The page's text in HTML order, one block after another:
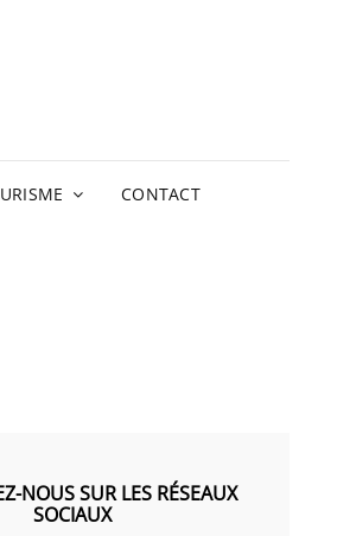
CONTACT
NOUS SUR LES RÉSEAUX
SOCIAUX